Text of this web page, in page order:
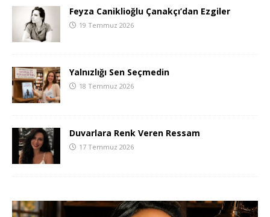
Feyza Caniklioğlu Çanakçı’dan Ezgiler
19 Temmuz 2026
Yalnızlığı Sen Seçmedin
18 Temmuz 2026
Duvarlara Renk Veren Ressam
17 Temmuz 2026